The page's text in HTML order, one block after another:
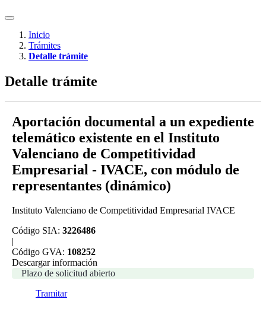
Inicio
Trámites
Detalle trámite
Detalle trámite
Aportación documental a un expediente
telemático existente en el Instituto
Valenciano de Competitividad
Empresarial - IVACE, con módulo de
representantes (dinámico)
Instituto Valenciano de Competitividad Empresarial IVACE
Código SIA: 3226486
|
Código GVA: 108252
Descargar información
Plazo de solicitud abierto
Tramitar